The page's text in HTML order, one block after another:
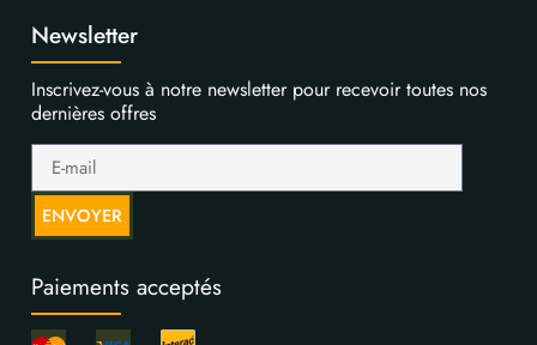
Newsletter
Inscrivez-vous à notre newsletter pour recevoir toutes nos
dernières offres
ENVOYER
Paiements acceptés